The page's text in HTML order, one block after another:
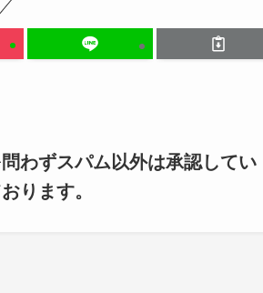
わずスパム以外は承認してい
ります。